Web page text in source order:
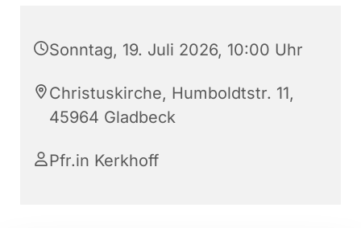
Sonntag, 19. Juli 2026, 10:00 Uhr
Christuskirche, Humboldtstr. 11,
45964 Gladbeck
Pfr.in Kerkhoff